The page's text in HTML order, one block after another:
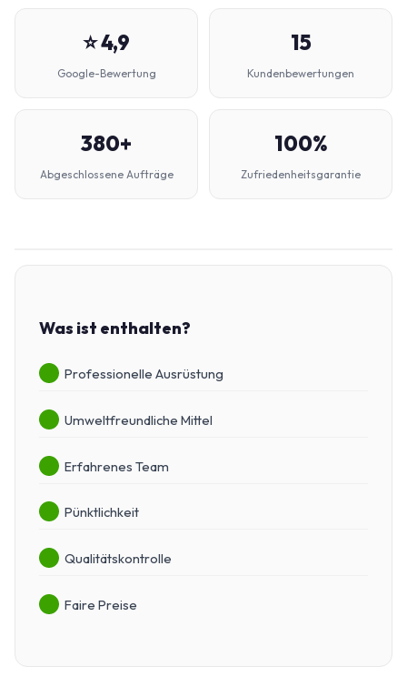
⭐ 4,9
Google-Bewertung
15
Kundenbewertungen
380+
Abgeschlossene Aufträge
100%
Zufriedenheitsgarantie
Was ist enthalten?
Professionelle Ausrüstung
Umweltfreundliche Mittel
Erfahrenes Team
Pünktlichkeit
Qualitätskontrolle
Faire Preise